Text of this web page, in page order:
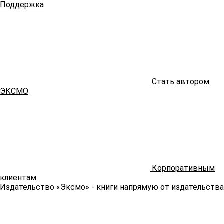
Поддержка
Стать автором
ЭКСМО
Корпоративным
клиентам
Издательство «Эксмо» - книги напрямую от издательства